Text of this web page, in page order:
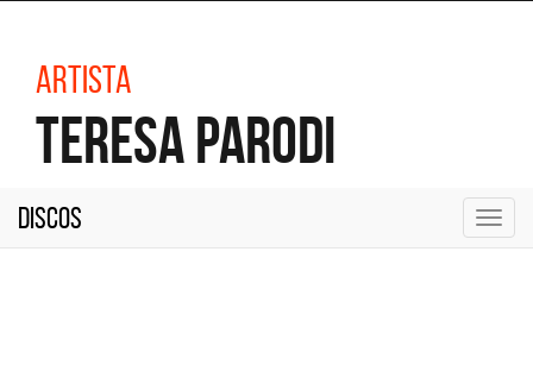
Artista
Teresa Parodi
Discos